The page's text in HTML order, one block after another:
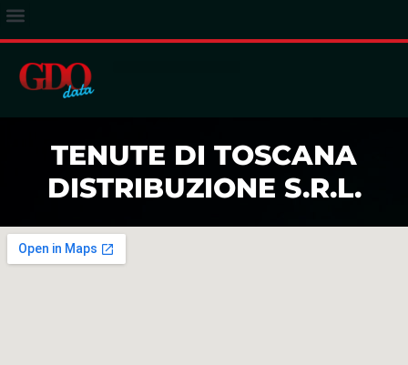
TENUTE DI TOSCANA
DISTRIBUZIONE S.R.L.